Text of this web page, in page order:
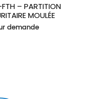
– PARTITION
MOULÉE
demande